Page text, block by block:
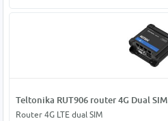
Teltonika RUT906 router 4G Dual SIM
Router 4G LTE dual SIM